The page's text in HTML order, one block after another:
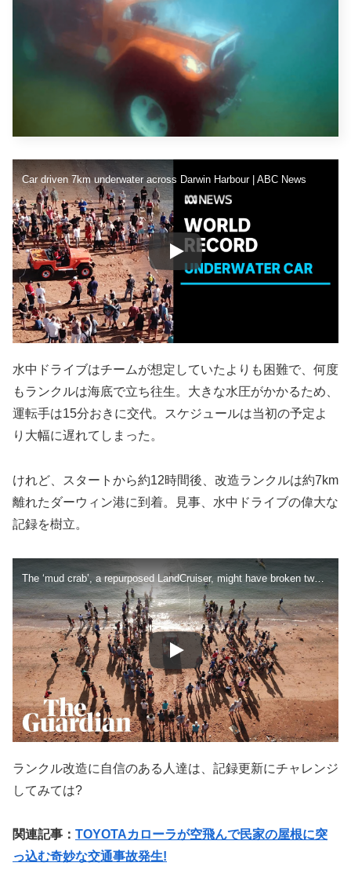
Car driven 7km underwater across Darwin Harbour | ABC News
水中ドライブはチームが想定していたよりも困難で、何度
もランクルは海底で立ち往生。大きな水圧がかかるため、
運転手は15分おきに交代。スケジュールは当初の予定よ
り大幅に遅れてしまった。
けれど、スタートから約12時間後、改造ランクルは約7km
離れたダーウィン港に到着。見事、水中ドライブの偉大な
記録を樹立。
The ‘mud crab’, a repurposed LandCruiser, might have broken two world records in underwater driving
ランクル改造に自信のある人達は、記録更新にチャレンジ
してみては?
関連記事： TOYOTAカローラが空飛んで民家の屋根に突
っ込む奇妙な交通事故発生!